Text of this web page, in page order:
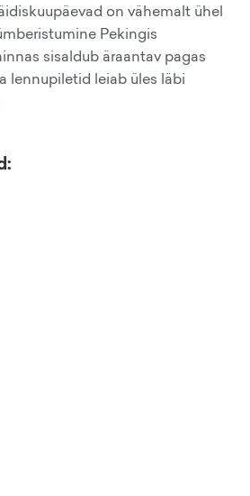
on vähemalt ühel
Pekingis
sisaldub äraantav pagas
lennupiletid leiab üles läbi